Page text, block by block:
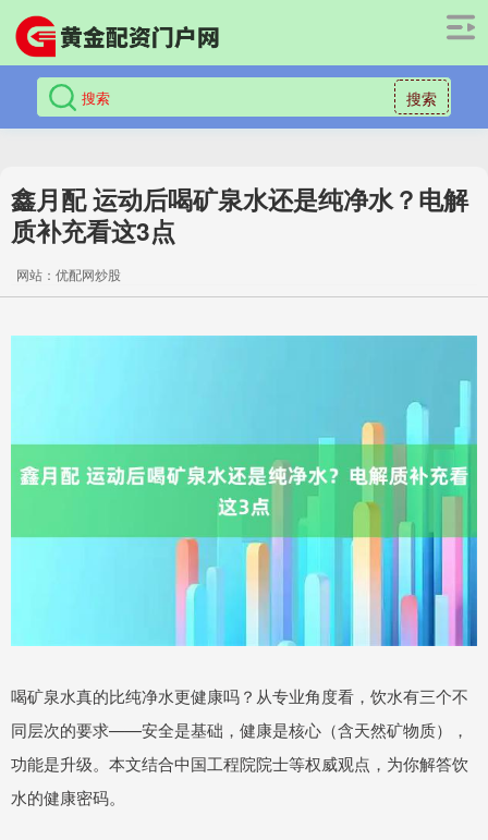
搜索
鑫月配 运动后喝矿泉水还是纯净水？电解
质补充看这3点
网站：优配网炒股
喝矿泉水真的比纯净水更健康吗？从专业角度看，饮水有三个不
同层次的要求——安全是基础，健康是核心（含天然矿物质），
功能是升级。本文结合中国工程院院士等权威观点，为你解答饮
水的健康密码。